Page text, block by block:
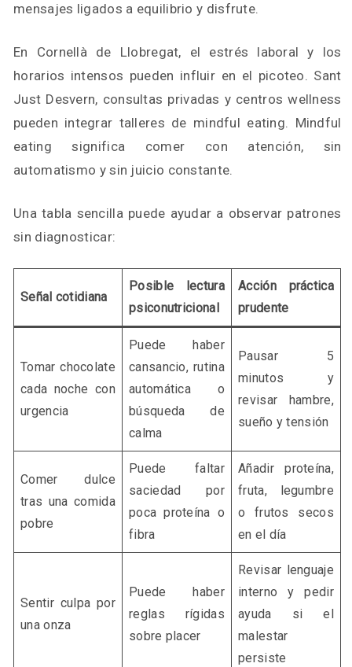
mensajes ligados a equilibrio y disfrute.
En Cornellà de Llobregat, el estrés laboral y los
horarios intensos pueden influir en el picoteo. Sant
Just Desvern, consultas privadas y centros wellness
pueden integrar talleres de mindful eating. Mindful
eating significa comer con atención, sin
automatismo y sin juicio constante.
Una tabla sencilla puede ayudar a observar patrones
sin diagnosticar:
Señal cotidiana
Posible lectura
psiconutricional
Acción práctica
prudente
Tomar chocolate
cada noche con
urgencia
Puede haber
cansancio, rutina
automática o
búsqueda de
calma
Pausar 5
minutos y
revisar hambre,
sueño y tensión
Comer dulce
tras una comida
pobre
Puede faltar
saciedad por
poca proteína o
fibra
Añadir proteína,
fruta, legumbre
o frutos secos
en el día
Sentir culpa por
una onza
Puede haber
reglas rígidas
sobre placer
Revisar lenguaje
interno y pedir
ayuda si el
malestar
persiste